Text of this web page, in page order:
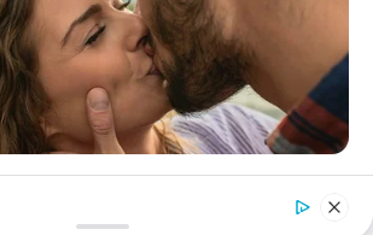
Resist Men Who Know This Hidden Secret